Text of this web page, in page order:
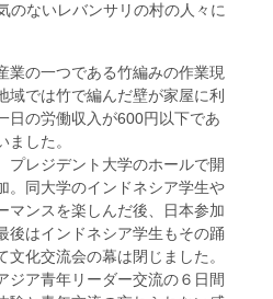
のないレバンサリの村の人々に
の一つである竹編みの作業現
域では竹で編んだ壁が家屋に利
日の労働収入が600円以下であ
した。
レジデント大学のホールで開
。同大学のインドネシア学生や
マンスを楽しんだ後、日本参加
後はインドネシア学生もその踊
文化交流会の幕は閉じました。
ア青年リーダー交流の６日間